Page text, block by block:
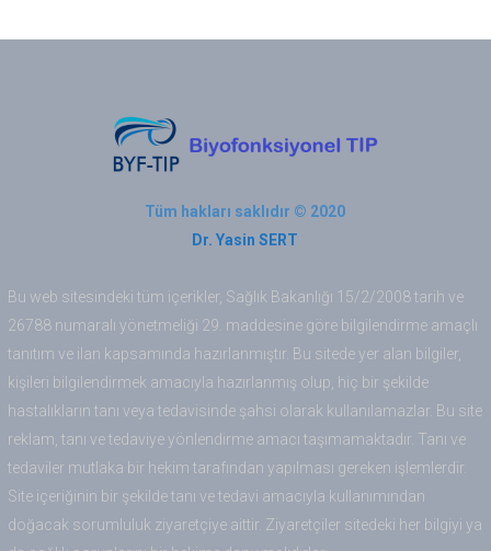
Tüm hakları saklıdır © 2020
Dr. Yasin SERT
Bu web sitesindeki tüm içerikler, Sağlık Bakanlığı 15/2/2008 tarih ve
26788 numaralı yönetmeliği 29. maddesine göre bilgilendirme amaçlı
tanıtım ve ilan kapsamında hazırlanmıştır. Bu sitede yer alan bilgiler,
kişileri bilgilendirmek amacıyla hazırlanmış olup, hiç bir şekilde
hastalıkların tanı veya tedavisinde şahsi olarak kullanılamazlar. Bu site
reklam, tanı ve tedaviye yönlendirme amacı taşımamaktadır. Tanı ve
tedaviler mutlaka bir hekim tarafından yapılması gereken işlemlerdir.
Site içeriğinin bir şekilde tanı ve tedavi amacıyla kullanımından
doğacak sorumluluk ziyaretçiye aittir. Ziyaretçiler sitedeki her bilgiyi ya